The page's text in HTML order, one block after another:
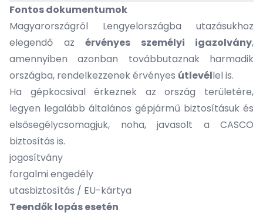
Fontos dokumentumok
Magyarországról Lengyelországba utazásukhoz
elegendő az érvényes személyi igazolvány,
amennyiben azonban továbbutaznak harmadik
országba, rendelkezzenek érvényes útlevéllel is.
Ha gépkocsival érkeznek az ország területére,
legyen legalább általános gépjármű biztosításuk és
elsősegélycsomagjuk, noha, javasolt a CASCO
biztosítás is.
jogosítvány
forgalmi engedély
utasbiztosítás / EU-kártya
Teendők lopás esetén